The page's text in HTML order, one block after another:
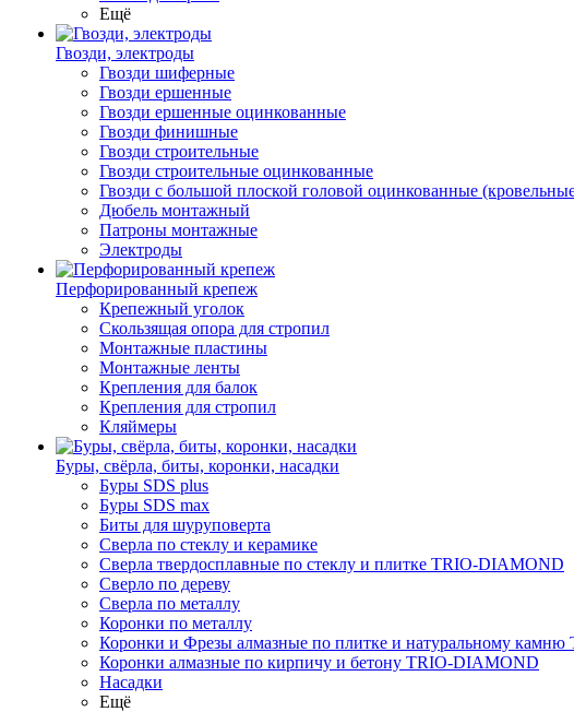
Ещё
Гвозди, электроды
Гвозди шиферные
Гвозди ершенные
Гвозди ершенные оцинкованные
Гвозди финишные
Гвозди строительные
Гвозди строительные оцинкованные
Гвозди с большой плоской головой оцинкованные
Дюбель монтажный
Патроны монтажные
Электроды
Перфорированный крепеж
Крепежный уголок
Скользящая опора для стропил
Монтажные пластины
Монтажные ленты
Крепления для балок
Крепления для стропил
Кляймеры
Буры, свёрла, биты, коронки, насадки
Буры SDS plus
Буры SDS max
Биты для шуруповерта
Сверла по стеклу и керамике
Сверла твердосплавные по стеклу и плитке TRIO-DIAMOND
Сверло по дереву
Сверла по металлу
Коронки по металлу
Коронки и Фрезы алмазные по плитке и натуральному
Коронки алмазные по кирпичу и бетону TRIO-DIAMOND
Насадки
Ещё